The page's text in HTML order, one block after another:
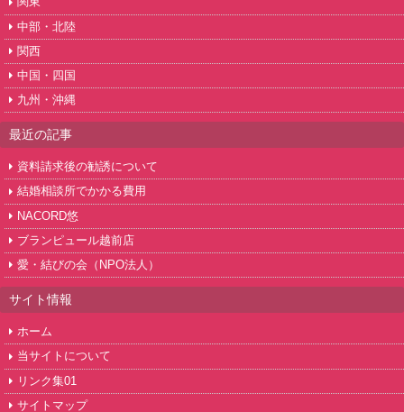
中部・北陸
関西
中国・四国
九州・沖縄
最近の記事
資料請求後の勧誘について
結婚相談所でかかる費用
NACORD悠
ブランピュール越前店
愛・結びの会（NPO法人）
サイト情報
ホーム
当サイトについて
リンク集01
サイトマップ